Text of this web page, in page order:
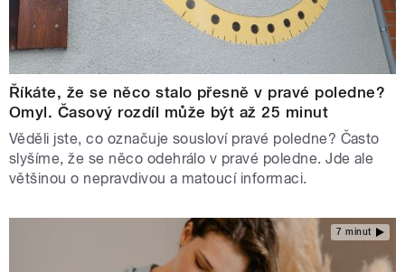
Říkáte, že se něco stalo přesně v pravé poledne?
Omyl. Časový rozdíl může být až 25 minut
Věděli jste, co označuje sousloví pravé poledne? Často
slyšíme, že se něco odehrálo v pravé poledne. Jde ale
většinou o nepravdivou a matoucí informaci.
7 minut